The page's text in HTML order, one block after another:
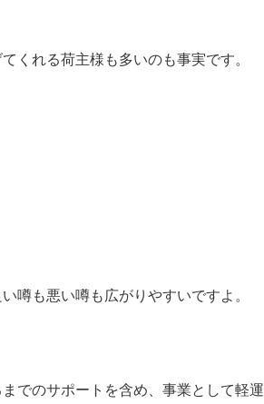
くれる荷主様も多いのも事実です。
噂も悪い噂も広がりやすいですよ。
でのサポートを含め、事業として軽運